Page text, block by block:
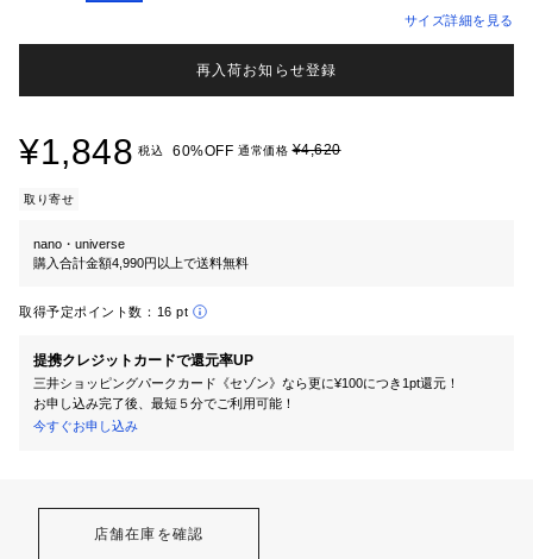
サイズ詳細を見る
再入荷お知らせ登録
¥1,848 税込 60%OFF 通常価格¥4,620
取り寄せ
nano・universe
購入合計金額4,990円以上で送料無料
取得予定ポイント数： 16 pt
提携クレジットカードで還元率UP
三井ショッピングパークカード《セゾン》なら更に¥100につき1pt還元！
お申し込み完了後、最短５分でご利用可能！
今すぐお申し込み
店舗在庫を確認